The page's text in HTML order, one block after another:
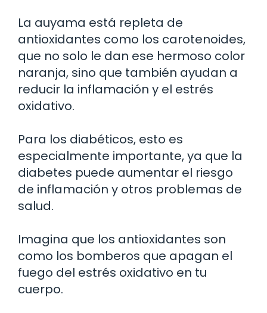
La auyama está repleta de
antioxidantes como los carotenoides,
que no solo le dan ese hermoso color
naranja, sino que también ayudan a
reducir la inflamación y el estrés
oxidativo.
Para los diabéticos, esto es
especialmente importante, ya que la
diabetes puede aumentar el riesgo
de inflamación y otros problemas de
salud.
Imagina que los antioxidantes son
como los bomberos que apagan el
fuego del estrés oxidativo en tu
cuerpo.